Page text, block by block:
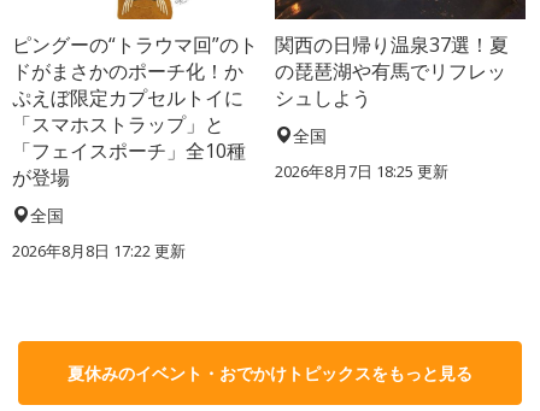
ピングーの“トラウマ回”のト
ドがまさかのポーチ化！か
ぷえぼ限定カプセルトイに
「スマホストラップ」と
「フェイスポーチ」全10種
が登場
全国
2026年8月8日 17:22更新
関西の日帰り温泉37選！夏
の琵琶湖や有馬でリフレッ
シュしよう
全国
2026年8月7日 18:25 更新
夏休みのイベント・おでかけトピックスをもっと見る